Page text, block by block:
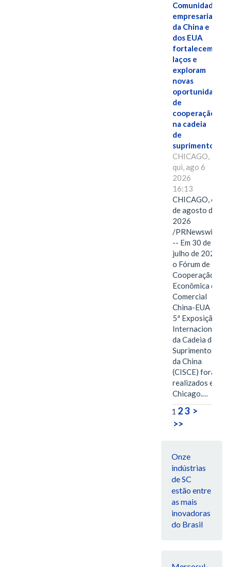
Comunidades
empresariais
da China e
dos EUA
fortalecem
laços e
exploram
novas
oportunidades
de
cooperação
na cadeia
de
suprimentos.
CHICAGO,
qui, ago 6
2026
16:13
CHICAGO, 6
de agosto de
2026
/PRNewswire/
-- Em 30 de
julho de 2026,
o Fórum de
Cooperação
Econômica e
Comercial
China-EUA e a
5ª Exposição
Internacional
da Cadeia de
Suprimentos
da China
(CISCE) foram
realizados em
Chicago.…
1 23 >
>>
Onze
indústrias
de SC
estão entre
as mais
inovadoras
do Brasil